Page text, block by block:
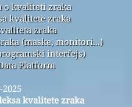
o kvaliteti zraka
kvalitete zraka
zraka
(maske, monitori...)
interfejs)
Platform
kvalitete zraka